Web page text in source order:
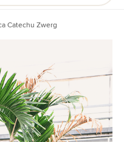
Catechu Zwerg